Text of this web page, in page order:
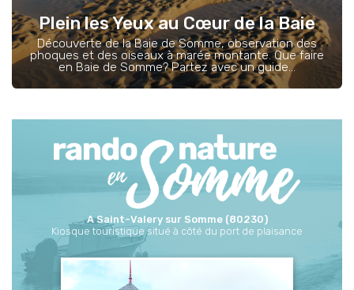
Plein les Yeux au Cœur de la Baie
Découverte de la Baie de Somme, observation des
phoques et des oiseaux à marée montante. Que faire
en Baie de Somme? Partez avec un guide...
A Saint-Valery sur Somme (80230)
Kiosque touristique situé à côté du port de plaisance